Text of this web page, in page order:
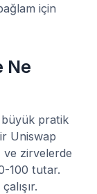
için
Ne
büyük pratik
Uniswap
ve zirvelerde
100 tutar.